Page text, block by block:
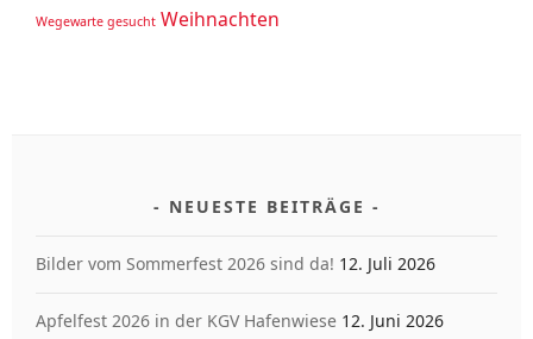
Wegewarte gesucht Weihnachten
NEUESTE BEITRÄGE
Bilder vom Sommerfest 2026 sind da! 12. Juli 2026
Apfelfest 2026 in der KGV Hafenwiese 12. Juni 2026